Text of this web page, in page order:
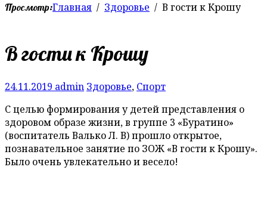
Просмотр:Главная Здоровье В гости к Крошу
В гости к Крошу
24.11.2019 admin Здоровье, Спорт
С целью формирования у детей представления о
здоровом образе жизни, в группе 3 «Буратино»
(воспитатель Валько Л. В) прошло открытое,
познавательное занятие по ЗОЖ «В гости к Крошу».
Было очень увлекательно и весело!